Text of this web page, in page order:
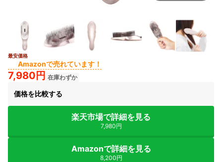
最安価格
Amazonで売れています！
7,980円 在庫わずか
価格を比較する
楽天市場で詳細を見る
7,980円
Amazonで詳細を見る
8,200円